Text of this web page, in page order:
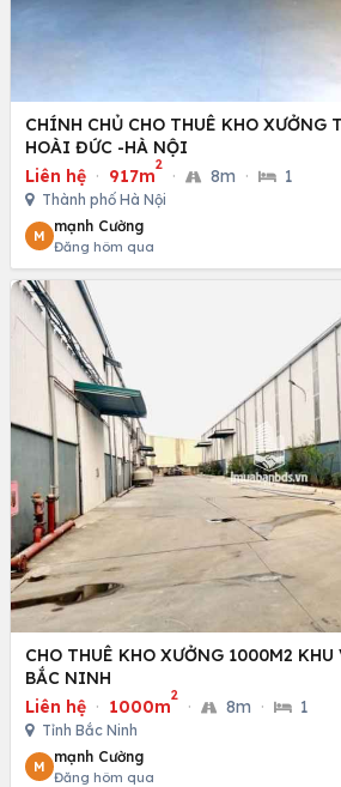
CHÍNH CHỦ CHO THUÊ KHO XƯỞNG
HOÀI ĐỨC -HÀ NỘI
Liên hệ · 917m
2
· 8m · 1
Thành phố Hà Nội
M
mạnh Cường
Đăng hôm qua
CHO THUÊ KHO XƯỞNG 1000M2
BẮC NINH
Liên hệ · 1000m
2
· 8m · 1
Tỉnh Bắc Ninh
M
mạnh Cường
Đăng hôm qua